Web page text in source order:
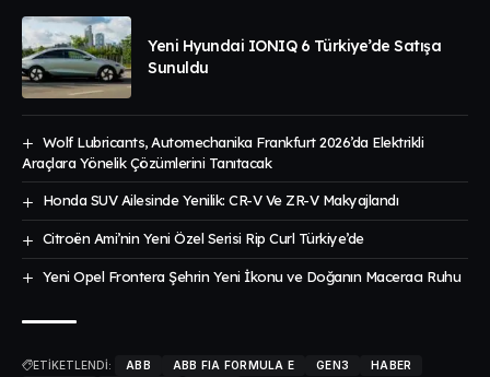
Yeni Hyundai IONIQ 6 Türkiye’de Satışa
Sunuldu
Wolf Lubricants, Automechanika Frankfurt 2026’da Elektrikli
Araçlara Yönelik Çözümlerini Tanıtacak
Honda SUV Ailesinde Yenilik: CR-V Ve ZR-V Makyajlandı
Citroën Ami’nin Yeni Özel Serisi Rip Curl Türkiye’de
Yeni Opel Frontera Şehrin Yeni İkonu ve Doğanın Maceracı Ruhu
ETİKETLENDİ: ABB ABB FIA FORMULA E GEN3
HABER